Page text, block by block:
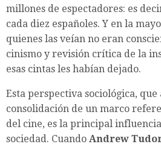
millones de espectadores: es
cada diez españoles. Y en la
quienes las veían no eran
cinismo y revisión crítica de la
esas cintas les habían dejado.
Esta perspectiva sociológica,
consolidación de un marco
del cine, es la principal
sociedad. Cuando Andrew